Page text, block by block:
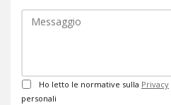
Privacy
Ho letto le normative sulla Privacy
personali